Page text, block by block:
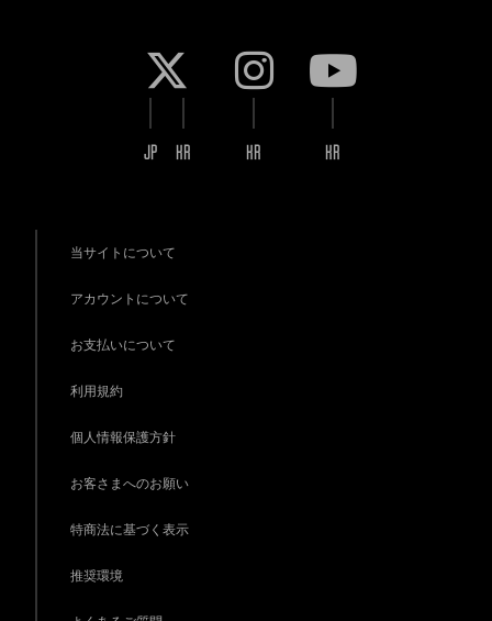
JP KR KR KR
当サイトについて
アカウントについて
お支払いについて
利用規約
個人情報保護方針
お客さまへのお願い
特商法に基づく表示
推奨環境